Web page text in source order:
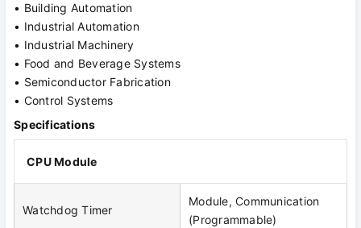
• Building Automation
• Industrial Automation
• Industrial Machinery
• Food and Beverage Systems
• Semiconductor Fabrication
• Control Systems
Specifications
CPU Module
Watchdog Timer
Module, Communication
(Programmable)